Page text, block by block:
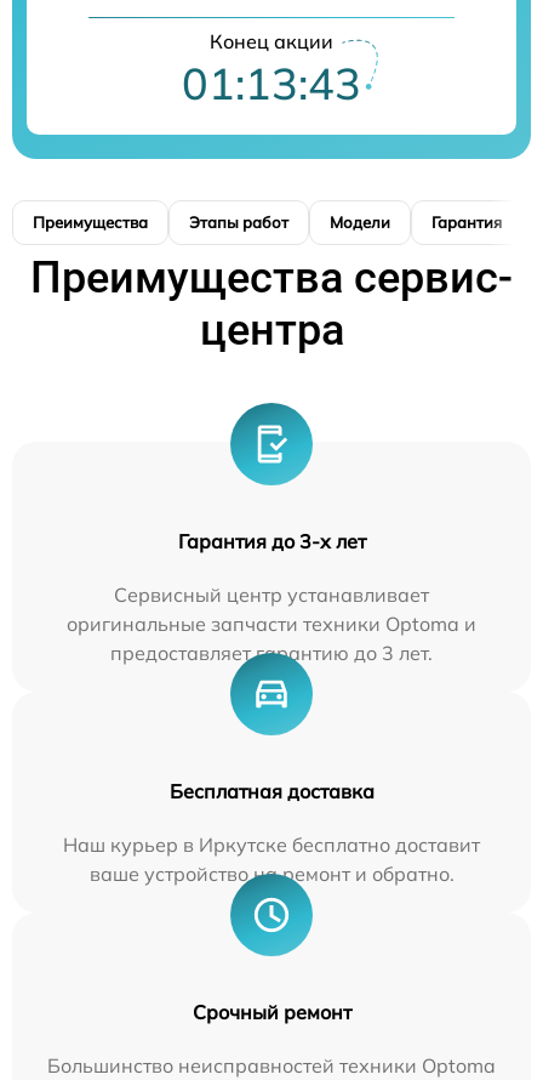
Конец акции
01:13:42
Преимущества Этапы работ Модели Гарантия
Преимущества сервис-
центра
Гарантия до 3-х лет
Сервисный центр устанавливает
оригинальные запчасти техники Optoma и
предоставляет гарантию до 3 лет.
Бесплатная доставка
Наш курьер в Иркутске бесплатно доставит
ваше устройство на ремонт и обратно.
Срочный ремонт
Большинство неисправностей техники Optoma